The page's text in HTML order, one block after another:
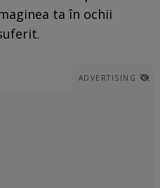
ta în ochii
ADVERTISING